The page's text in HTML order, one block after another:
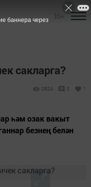
сакларга?
2824 0 1
һәм озак вакыт
безнең белән
баннера через